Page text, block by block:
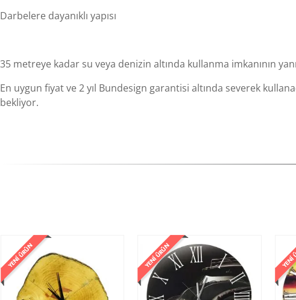
Darbelere dayanıklı yapısı
35 metreye kadar su veya denizin altında kullanma imkanının
En uygun fiyat ve 2 yıl Bundesign garantisi altında severek
bekliyor.